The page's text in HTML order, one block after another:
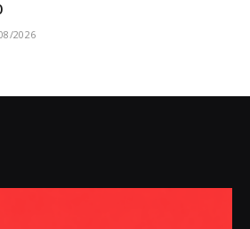
2026